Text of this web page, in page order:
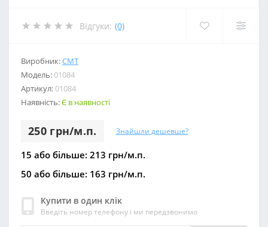
Відгуки: (0)
Виробник:СМТ
Модель:01084
Артикул:01084
Наявність:Є в наявності
250 грн/м.п. Знайшли дешевше?
15 або більше: 213 грн/м.п.
50 або більше: 163 грн/м.п.
Купити в один клік
Введіть номер телефону і ми передзвонимо